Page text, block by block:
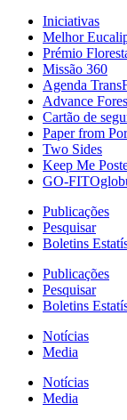
Iniciativas
Melhor
Prémio
Missão 360
Agenda
Advance
Cartão de
Paper from
Two Sides
Keep Me
GO-
Publicações
Pesquisar
Boletins
Publicações
Pesquisar
Boletins
Notícias
Media
Notícias
Media